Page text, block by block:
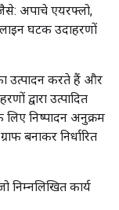
अपाचे एयरफ्लो,
घटक उदाहरणों
उत्पादन करते हैं और
द्वारा उत्पादित
निष्पादन अनुक्रम
बनाकर निर्धारित
निम्नलिखित कार्य